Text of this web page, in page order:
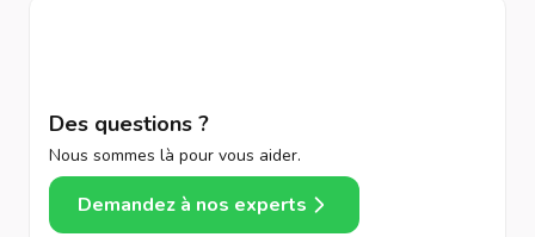
Des questions ?
Nous sommes là pour vous aider.
Demandez à nos experts